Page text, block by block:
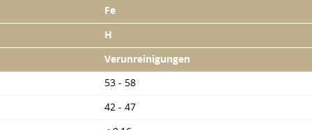
Fe
H
Verunreinigungen
53 - 58
42 - 47